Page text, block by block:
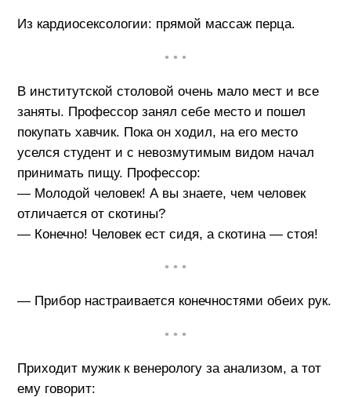
Из кардиосексологии: прямой массаж перца.
• • •
В институтской столовой очень мало мест и все
заняты. Профессор занял себе место и пошел
покупать хавчик. Пока он ходил, на его место
уселся студент и с невозмутимым видом начал
принимать пищу. Профессор:
— Молодой человек! А вы знаете, чем человек
отличается от скотины?
— Конечно! Человек ест сидя, а скотина — стоя!
• • •
— Прибор настраивается конечностями обеих рук.
• • •
Приходит мужик к венерологу за анализом, а тот
ему говорит: